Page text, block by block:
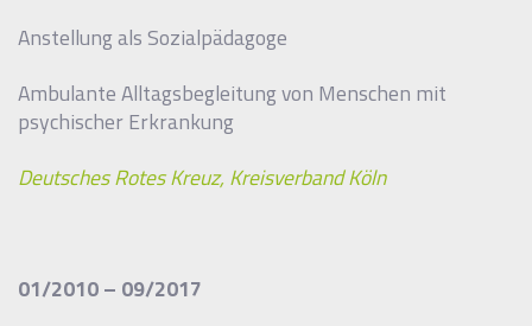
Anstellung als Sozialpädagoge
Ambulante Alltagsbegleitung von Menschen mit
psychischer Erkrankung
Deutsches Rotes Kreuz, Kreisverband Köln
01/2010 – 09/2017